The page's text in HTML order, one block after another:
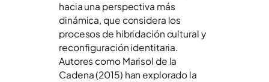
hacia una perspectiva más
dinámica, que considera los
procesos de hibridación cultural y
reconfiguración identitaria.
Autores como Marisol de la
Cadena (2015) han explorado la